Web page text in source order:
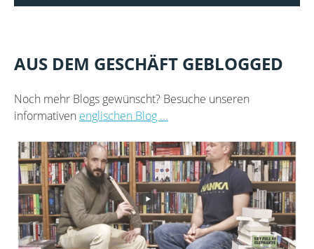
AUS DEM GESCHÄFT GEBLOGGED
Noch mehr Blogs gewünscht? Besuche unseren
informativen englischen Blog ...